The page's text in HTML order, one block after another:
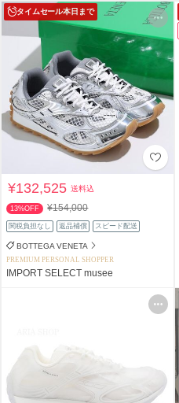
タイムセール本日まで
¥132,525送料込
13%OFF ¥154,000
関税負担なし 返品補償 スピード配送
BOTTEGA VENETA
PREMIUM PERSONAL SHOPPER
IMPORT SELECT musee